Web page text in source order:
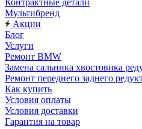
Контрактные детали
Мультибренд
Акции
Блог
Услуги
Ремонт BMW
Замена сальника хвостовика
Ремонт переднего заднего
Как купить
Условия оплаты
Условия доставки
Гарантия на товар